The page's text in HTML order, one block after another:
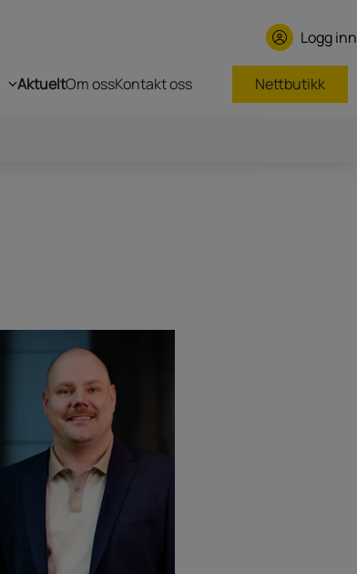
Logg inn
AktueltOm ossKontakt oss Nettbutikk